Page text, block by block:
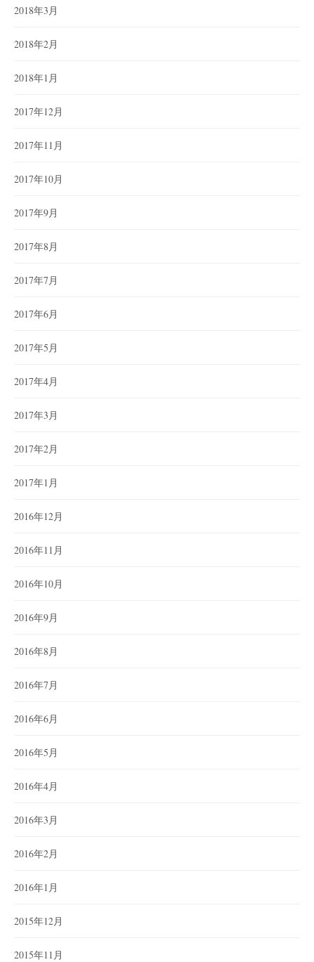
2018年3月
2018年2月
2018年1月
2017年12月
2017年11月
2017年10月
2017年9月
2017年8月
2017年7月
2017年6月
2017年5月
2017年4月
2017年3月
2017年2月
2017年1月
2016年12月
2016年11月
2016年10月
2016年9月
2016年8月
2016年7月
2016年6月
2016年5月
2016年4月
2016年3月
2016年2月
2016年1月
2015年12月
2015年11月